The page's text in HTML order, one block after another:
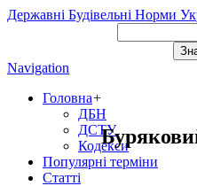
Державні Будівельні Норми
Navigation
Головна+
ДБН
ДСТУ
Кодекси
Популярні терміни
Статті